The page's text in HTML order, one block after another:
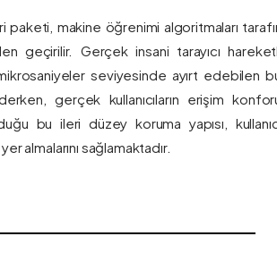
paketi, makine öğrenimi algoritmaları
geçirilir. Gerçek insani tarayıcı
seviyesinde ayırt edebilen
gerçek kullanıcıların erişim
bu ileri düzey koruma yapısı,
almalarını sağlamaktadır.